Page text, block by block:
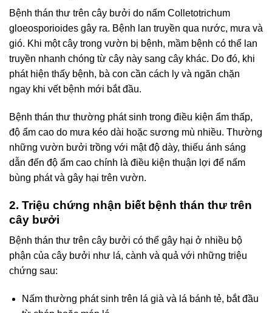
Bệnh thán thư trên cây bưởi do nấm Colletotrichum
gloeosporioides gây ra. Bệnh lan truyền qua nước, mưa và
gió. Khi một cây trong vườn bị bệnh, mầm bệnh có thể lan
truyền nhanh chóng từ cây này sang cây khác. Do đó, khi
phát hiện thấy bệnh, bà con cần cách ly và ngăn chặn
ngay khi vết bệnh mới bắt đầu.
Bệnh thán thư thường phát sinh trong điều kiện ẩm thấp,
độ ẩm cao do mưa kéo dài hoặc sương mù nhiều. Thường
những vườn bưởi trồng với mật độ dày, thiếu ánh sáng
dẫn đến độ ẩm cao chính là điều kiện thuận lợi để nấm
bùng phát và gây hại trên vườn.
2. Triệu chứng nhận biết bệnh thán thư trên
cây bưởi
Bệnh thán thư trên cây bưởi có thể gây hại ở nhiều bộ
phận của cây bưởi như lá, cành và quả với những triệu
chứng sau:
Nấm thường phát sinh trên lá già và lá bánh tẻ, bắt đầu